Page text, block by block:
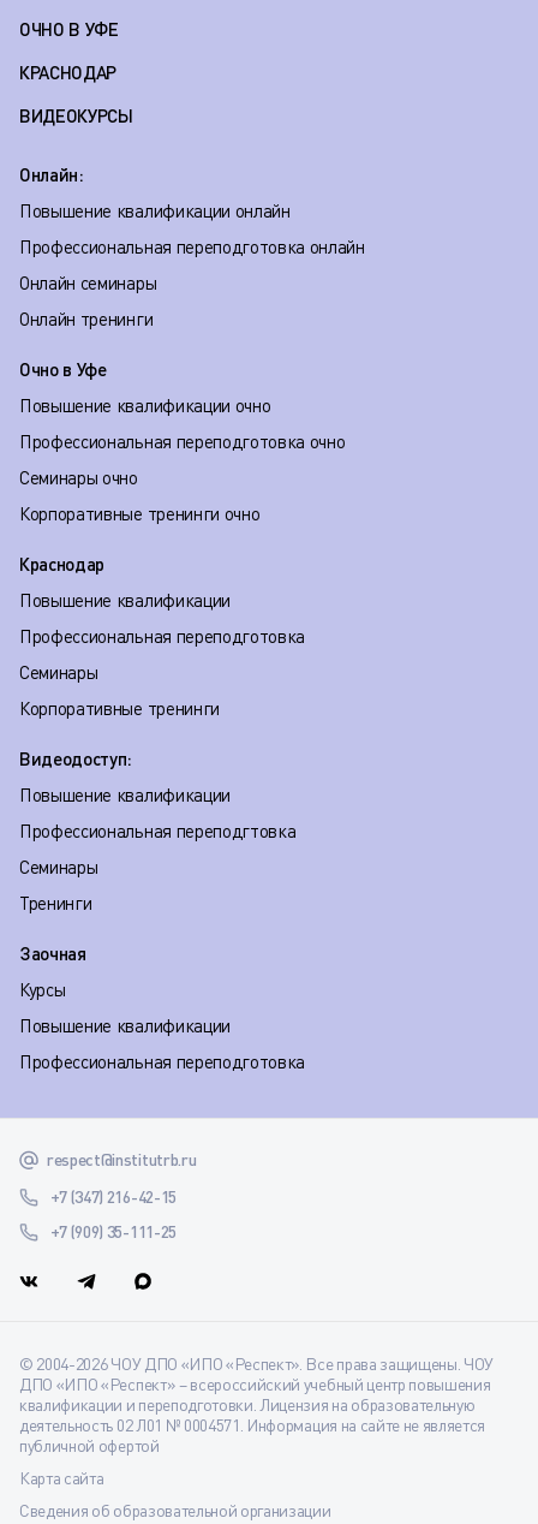
ОЧНО В УФЕ
КРАСНОДАР
ВИДЕОКУРСЫ
Онлайн:
Повышение квалификации онлайн
Профессиональная переподготовка онлайн
Онлайн семинары
Онлайн тренинги
Очно в Уфе
Повышение квалификации очно
Профессиональная переподготовка очно
Семинары очно
Корпоративные тренинги очно
Краснодар
Повышение квалификации
Профессиональная переподготовка
Семинары
Корпоративные тренинги
Видеодоступ:
Повышение квалификации
Профессиональная переподгтовка
Семинары
Тренинги
Заочная
Курсы
Повышение квалификации
Профессиональная переподготовка
respect@institutrb.ru
+7 (347) 216-42-15
+7 (909) 35-111-25
© 2004-2026 ЧОУ ДПО «ИПО «Респект». Все права защищены. ЧОУ
ДПО «ИПО «Респект» – всероссийский учебный центр повышения
квалификации и переподготовки. Лицензия на образовательную
деятельность 02 Л01 № 0004571. Информация на сайте не является
публичной офертой
Карта сайта
Сведения об образовательной организации